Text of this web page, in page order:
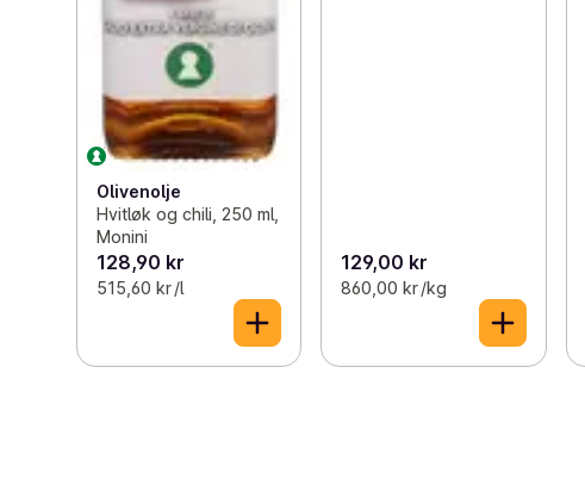
Olivenolje
Hvitløk og chili, 250 ml,
Monini
128,90 kr
515,60 kr /l
129,00 kr
860,00 kr /kg